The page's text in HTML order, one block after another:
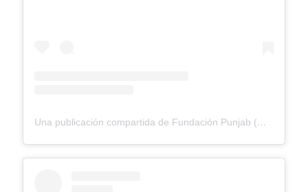
Una publicación compartida de Fundación Punjab (@fundacionpunjab)